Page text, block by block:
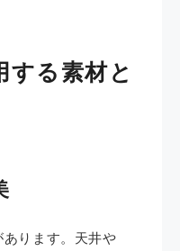
する 素材と
ります。天井や